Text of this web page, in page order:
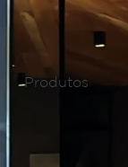
Produtos